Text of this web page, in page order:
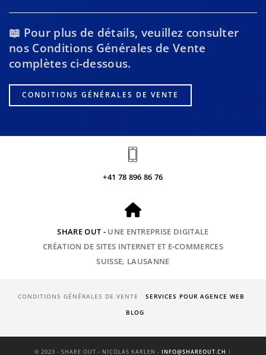
📖 Pour plus de détails, veuillez consulter
nos Conditions Générales de Vente
complètes ci-dessous.
CONDITIONS GÉNÉRALES DE VENTE
+41 78 896 86 76
SHARE OUT - UNE ENTREPRISE DIGITALE
CRÉATION DE SITES INTERNET ET E-COMMERCES
SUISSE, LAUSANNE
CONDITIONS GÉNÉRALES DE VENTE
SERVICES POUR AGENCE WEB
BLOG
© 2023 - SHARE OUT - NICOLAS KARLEN - INFO@SHAREOUT.CH |